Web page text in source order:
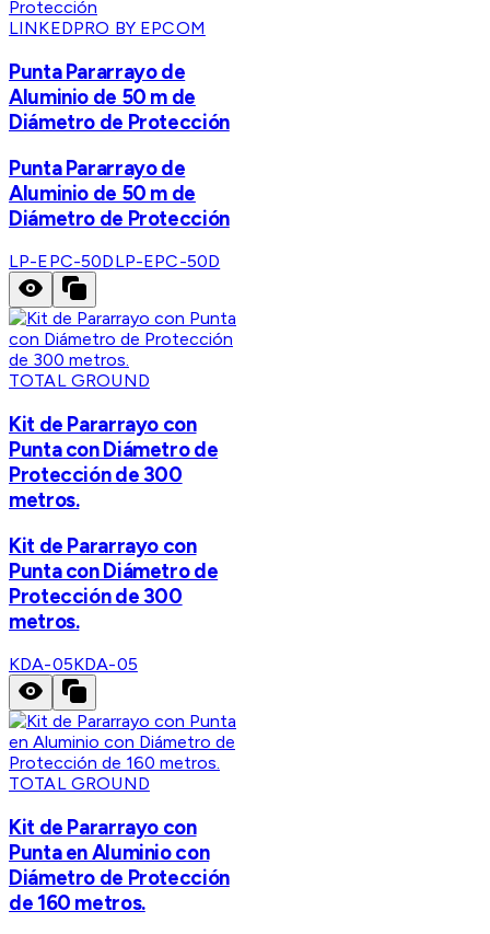
LINKEDPRO BY EPCOM
Punta Pararrayo de
Aluminio de 50 m de
Diámetro de Protección
Punta Pararrayo de
Aluminio de 50 m de
Diámetro de Protección
LP-EPC-50DLP-EPC-50D
TOTAL GROUND
Kit de Pararrayo con
Punta con Diámetro de
Protección de 300
metros.
Kit de Pararrayo con
Punta con Diámetro de
Protección de 300
metros.
KDA-05KDA-05
TOTAL GROUND
Kit de Pararrayo con
Punta en Aluminio con
Diámetro de Protección
de 160 metros.